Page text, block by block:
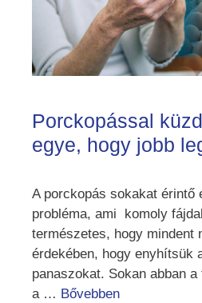
Porckopással
egye, hogy jobb
A porckopás sokakat érintő
probléma, ami komoly
természetes, hogy mindent
érdekében, hogy enyhítsük
panaszokat. Sokan abban
a … Bővebben